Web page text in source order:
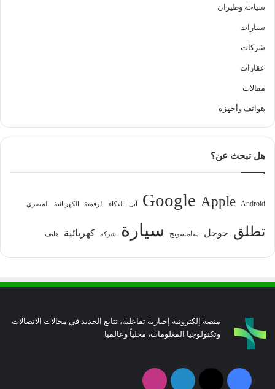
سياحة وطيران
سيارات
شركات
عقارات
مقالات
هواتف وأجهزة
هل تبحث عن؟
Android
Apple
Google آبل الذكاء الرقمية الكهربائية المصري
تطلق جوجل سامسونج سيارة شركة كهربائية هاتف
منصة إلكترونية إخبارية تفاعلية، تتابع الجديد في مجالات الاتصالات
وتكنولوجيا المعلومات، محلياً وعالميا
فيسبوك
‫X لينكدإن انستقرام